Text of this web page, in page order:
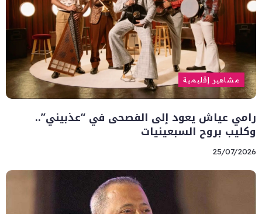
مشاهير إقليمية
رامي عياش يعود إلى الفصحى في “عذبيني”..
وكليب بروح السبعينيات
25/07/2026